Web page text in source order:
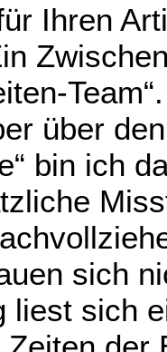
Ihren
über
bin ich
sich
liest sich